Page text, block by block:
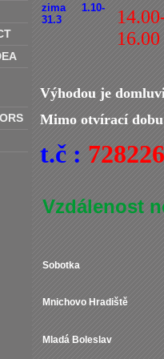
zima 1.10-
31.3
16.00
Výhodou je
Mimo otvírací
t.č :
Vzdálenost
Sobotka
Mnichovo Hradiště
Mladá Boleslav